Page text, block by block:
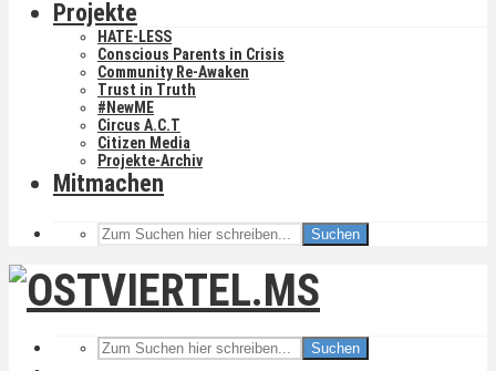
Projekte
HATE-LESS
Conscious Parents in Crisis
Community Re-Awaken
Trust in Truth
#NewME
Circus A.C.T
Citizen Media
Projekte-Archiv
Mitmachen
Suchen
Suchen